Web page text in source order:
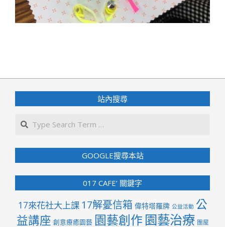
03-
31
站內搜尋
GOOGLE搜尋本站
017 CAFE’ 關鍵字
17來花社大上課 17解憂信箱 偉特塔羅牌 公益活動 公
益講座 創意療癒園藝 園藝創作 園藝治療 團屋